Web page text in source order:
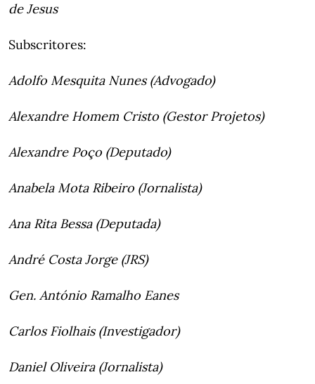
de Jesus
Subscritores:
Adolfo Mesquita Nunes (Advogado)
Alexandre Homem Cristo (Gestor Projetos)
Alexandre Poço (Deputado)
Anabela Mota Ribeiro (Jornalista)
Ana Rita Bessa (Deputada)
André Costa Jorge (JRS)
Gen. António Ramalho Eanes
Carlos Fiolhais (Investigador)
Daniel Oliveira (Jornalista)